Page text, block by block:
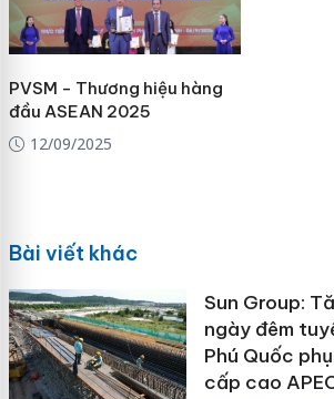
PVSM - Thương hiệu hàng
đầu ASEAN 2025
12/09/2025
Bài viết khác
Sun Group:
ngày đêm
Phú Quốc
cấp cao